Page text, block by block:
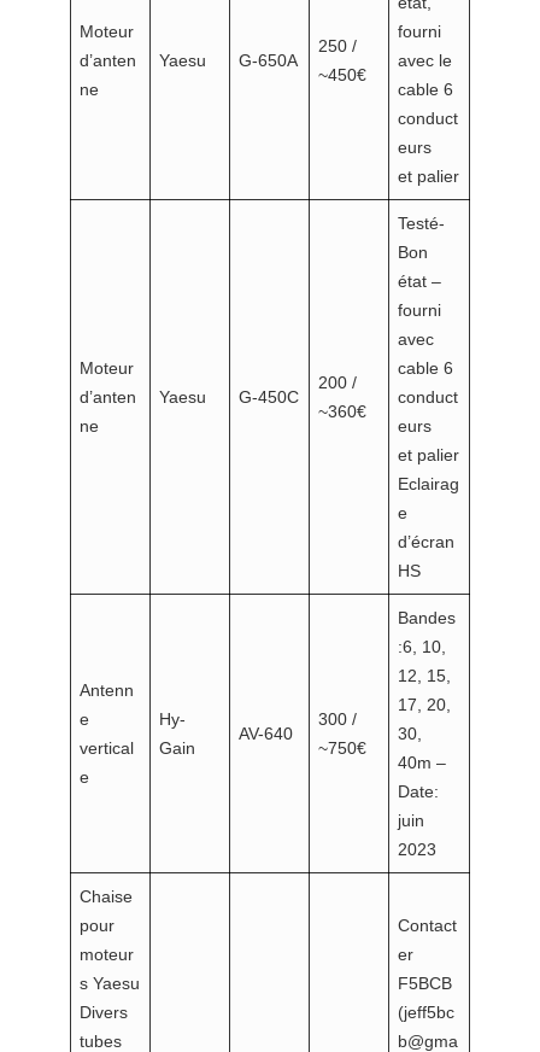
Moteur
d’anten
ne
Yaesu G-650A
250 /
~450€
fourni
avec le
cable 6
conduct
eurs
et palier
Moteur
d’anten
ne
Yaesu G-450C
200 /
~360€
Testé-
Bon
état –
fourni
avec
cable 6
conduct
eurs
et palier
Eclairag
e
d’écran
HS
Antenn
e
vertical
e
Hy-
Gain
AV-640
300 /
~750€
Bandes
:6, 10,
12, 15,
17, 20,
30,
40m –
Date:
juin
2023
Chaise
pour
moteur
s Yaesu
Divers
tubes
Contact
er
F5BCB
(jeff5bc
b@gma